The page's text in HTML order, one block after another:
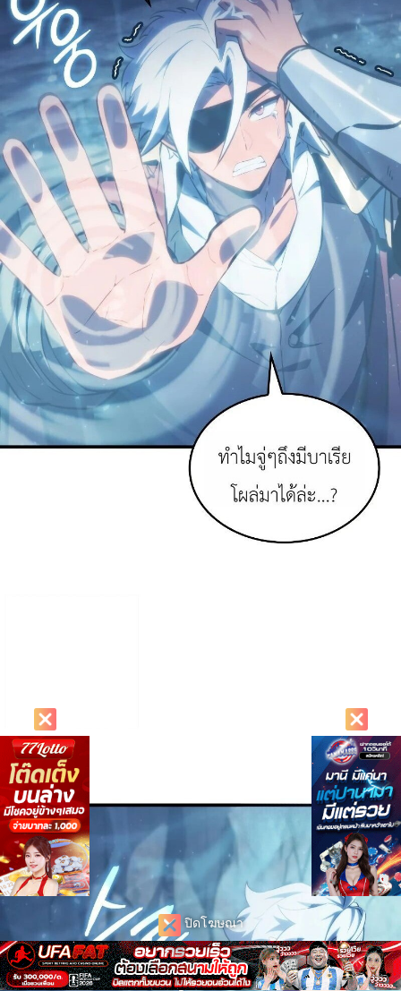
ปิดโฆษณา